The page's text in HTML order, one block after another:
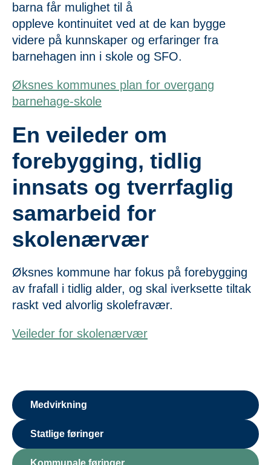
barna får mulighet til å
oppleve kontinuitet ved at de kan bygge
videre på kunnskaper og erfaringer fra
barnehagen inn i skole og SFO.
Øksnes kommunes plan for overgang
barnehage-skole
En veileder om
forebygging, tidlig
innsats og tverrfaglig
samarbeid for
skolenærvær
Øksnes kommune har fokus på forebygging
av frafall i tidlig alder, og skal iverksette tiltak
raskt ved alvorlig skolefravær.
Veileder for skolenærvær
Medvirkning
Statlige føringer
Kommunale føringer